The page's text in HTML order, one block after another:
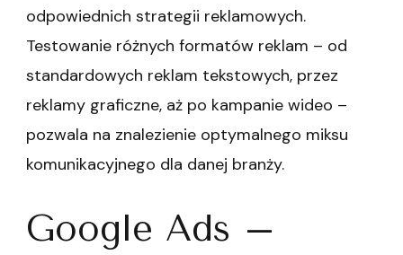
odpowiednich strategii reklamowych.
Testowanie różnych formatów reklam – od
standardowych reklam tekstowych, przez
reklamy graficzne, aż po kampanie wideo –
pozwala na znalezienie optymalnego miksu
komunikacyjnego dla danej branży.
Google Ads –